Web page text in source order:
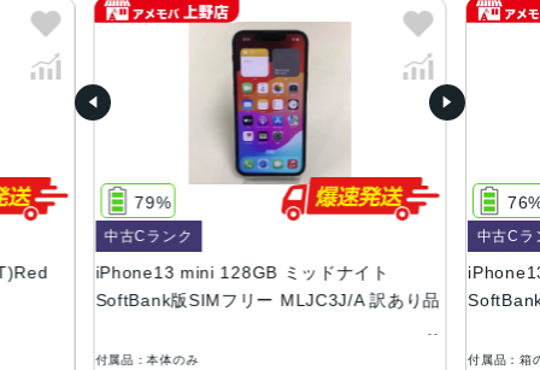
カラー
(PRODUCT)RED 、スターライト、ミッドナイト、ブル
ー、ピンク、グリーン
容量
128GB、256GB、512GB
サイズ・重さ
131.5×64.2×7.65mm ・140g
液晶
5.4インチ（対角）オールスクリーンOLEDディスプレイ
iPhone13 mini 128GB ミッドナイト
SoftBank版SIMフリー MLJC3J/A 訳あり品
79%
中古Cランク
付属品：本体のみ
中古Cラ
付属品：箱